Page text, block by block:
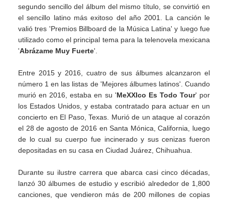
segundo sencillo del álbum del mismo título, se convirtió en
el sencillo latino más exitoso del año 2001. La canción le
valió tres 'Premios Billboard de la Música Latina' y luego fue
utilizado como el principal tema para la telenovela mexicana
'Abrázame Muy Fuerte'.
Entre 2015 y 2016, cuatro de sus álbumes alcanzaron el
número 1 en las listas de 'Mejores álbumes latinos'. Cuando
murió en 2016, estaba en su 'MeXXIco Es Todo Tour' por
los Estados Unidos, y estaba contratado para actuar en un
concierto en El Paso, Texas. Murió de un ataque al corazón
el 28 de agosto de 2016 en Santa Mónica, California, luego
de lo cual su cuerpo fue incinerado y sus cenizas fueron
depositadas en su casa en Ciudad Juárez, Chihuahua.
Durante su ilustre carrera que abarca casi cinco décadas,
lanzó 30 álbumes de estudio y escribió alrededor de 1,800
canciones, que vendieron más de 200 millones de copias